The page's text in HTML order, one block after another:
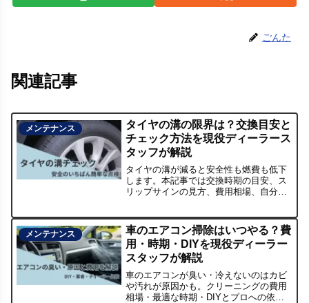
ごんた
関連記事
メンテナンス
タイヤの溝の限界は？交換目安と
チェック方法を現役ディーラース
タッフが解説
タイヤの溝が減ると安全性も燃費も低下
します。本記事では交換時期の目安、ス
リップサインの見方、費用相場、自分で
メンテナンス
車のエアコン掃除はいつやる？費
用・時期・DIYを現役ディーラー
スタッフが解説
車のエアコンが臭い・冷えないのはカビ
や汚れが原因かも。クリーニングの費用
相場・最適な時期・DIYとプロへの依頼